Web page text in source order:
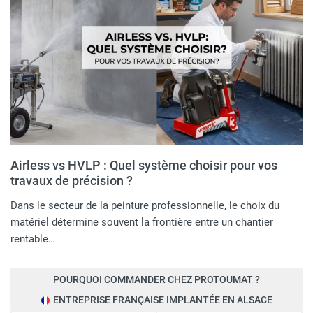
Polyvalence :
Ces systèmes sont excellents pour les
peintures à base d'eau, les produits solvantés, les
laques et les vernis.
préparation et le réglage sont cruciaux :
Préparation du Produit
Même avec une turbine puissante, la plupart des peintures
doivent être diluées pour atteindre la bonne viscosité
(souvent testée avec un viscosimètre, ou selon les
recommandations du fabricant du pistolet). Une dilution
Réglage du Pistolet
Les pistolets HVLP professionnels disposent généralement
Réglage du Débit de Matière :Détermine la quantité
de peinture qui sort de la buse.
Airless vs HVLP : Quel système choisir pour vos
travaux de précision ?
Dans le secteur de la peinture professionnelle, le choix du
matériel détermine souvent la frontière entre un chantier
rentable…
POURQUOI COMMANDER CHEZ PROTOUMAT ?
ENTREPRISE FRANÇAISE IMPLANTÉE EN ALSACE